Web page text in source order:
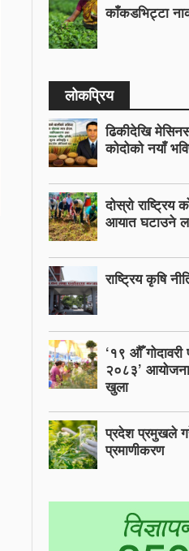
काँकडभिट्टा
लोकप्रिय
ढिकीदेखि
कोदोको नयाँ
दोस्रो
आयात घटाउने
राष्ट्रिय कृषि
‘१९ औँ गोदावरी
२०८३’
खुला
प्रदेश प्रमुखले
प्रमाणीकरण